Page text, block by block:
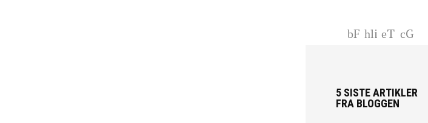
F
k
li
T
G
5 SISTE ARTIKLER
FRA BLOGGEN